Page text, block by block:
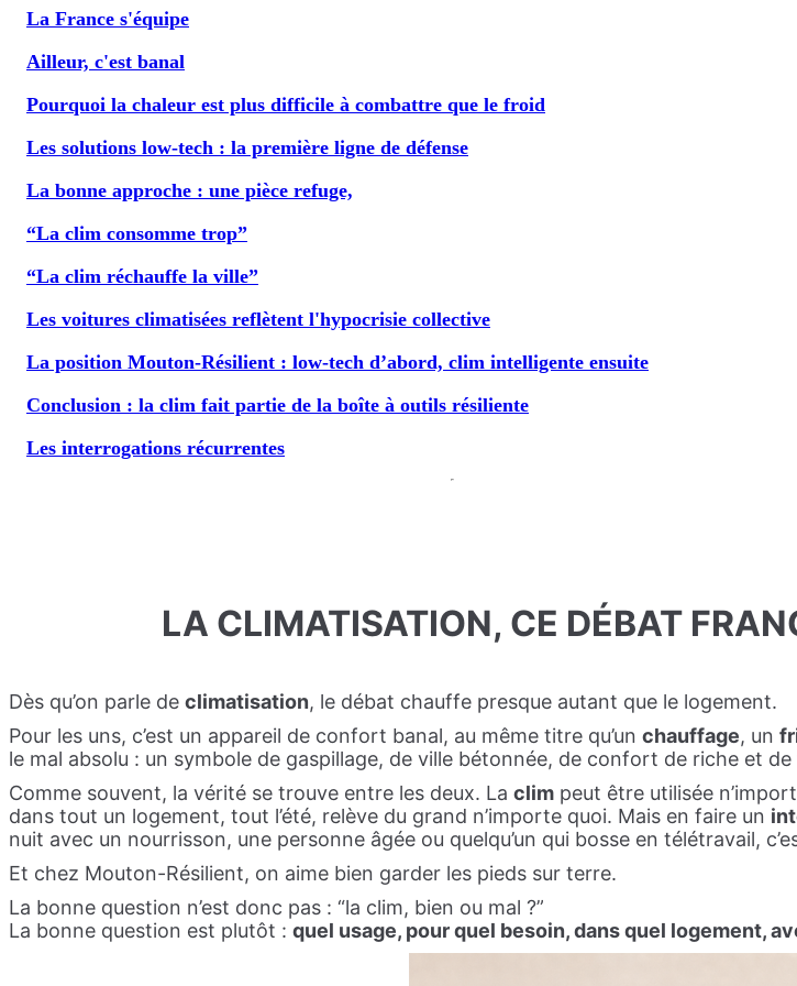
La France s'équipe
Ailleur, c'est banal
Pourquoi la chaleur est plus difficile à combattre que le froid
Les solutions low-tech : la première ligne de défense
La bonne approche : une pièce refuge,
“La clim consomme trop”
“La clim réchauffe la ville”
Les voitures climatisées reflètent l'hypocrisie collective
La position Mouton-Résilient : low-tech d’abord, clim intelligente ensuite
Conclusion : la clim fait partie de la boîte à outils résiliente
Les interrogations récurrentes
LA CLIMATISATION, CE DÉBAT
Dès qu’on parle de climatisation, le débat chauffe presque autant que le logement.
Pour les uns, c’est un appareil de confort banal, au même titre qu’un chauffage, un
le mal absolu : un symbole de gaspillage, de ville bétonnée, de confort de riche et
Comme souvent, la vérité se trouve entre les deux. La clim peut être utilisée
dans tout un logement, tout l’été, relève du grand n’importe quoi. Mais en faire un
nuit avec un nourrisson, une personne âgée ou quelqu’un qui bosse en télétravail,
Et chez Mouton-Résilient, on aime bien garder les pieds sur terre.
La bonne question n’est donc pas : “la clim, bien ou mal ?”
La bonne question est plutôt : quel usage, pour quel besoin, dans quel logement,